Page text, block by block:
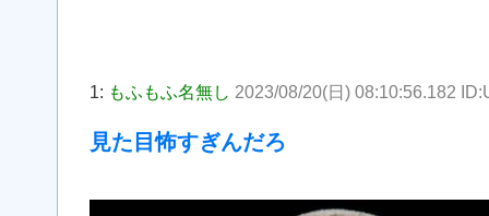
1: もふもふ名無し 2023/08/20(日) 08:10:56.182
見た目怖すぎんだろ